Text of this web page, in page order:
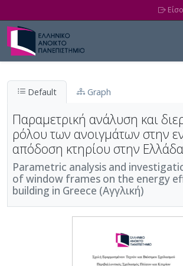
Default Graph
Παραμετρική ανάλυση και
ρόλου των ανοιγμάτων στην
απόδοση κτηρίου στην Ελλάδα
Parametric analysis and
of window frames on the energy
building in Greece (Αγγλική)